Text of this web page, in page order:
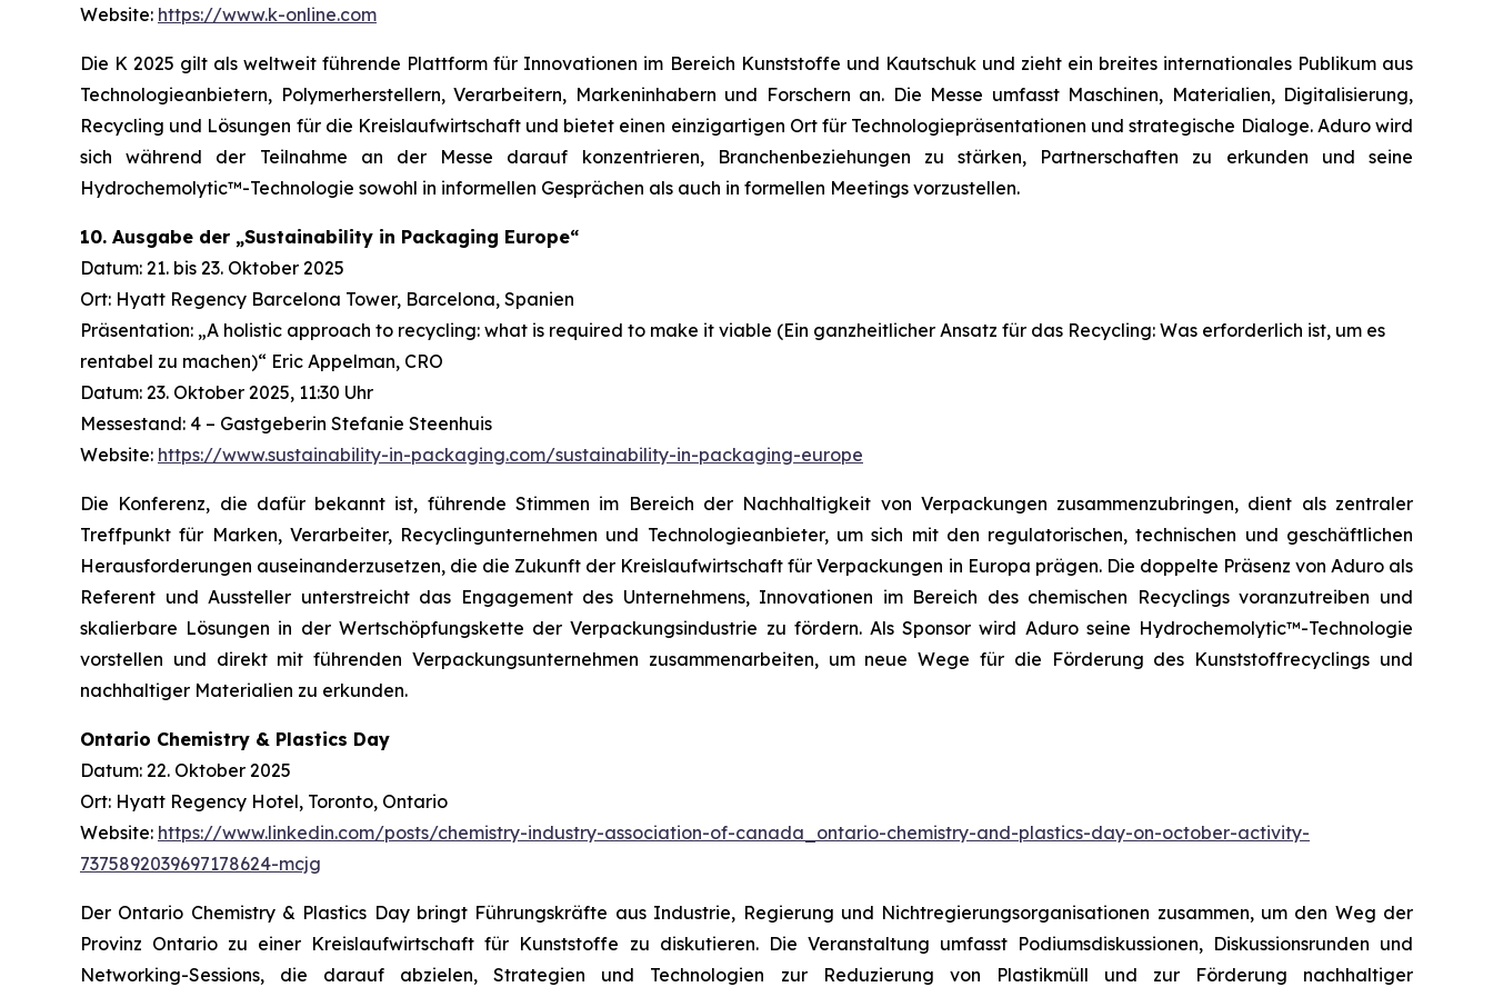
Website: https://www.k-online.com
Die K 2025 gilt als weltweit führende Plattform für Innovationen im Bereich Kunststoffe und Kautschuk und zieht ein breites internationales Publikum aus
Technologieanbietern, Polymerherstellern, Verarbeitern, Markeninhabern und Forschern an. Die Messe umfasst Maschinen, Materialien, Digitalisierung,
Recycling und Lösungen für die Kreislaufwirtschaft und bietet einen einzigartigen Ort für Technologiepräsentationen und strategische Dialoge. Aduro wird
sich während der Teilnahme an der Messe darauf konzentrieren, Branchenbeziehungen zu stärken, Partnerschaften zu erkunden und seine
Hydrochemolytic™-Technologie sowohl in informellen Gesprächen als auch in formellen Meetings vorzustellen.
10. Ausgabe der „Sustainability in Packaging Europe“
Datum: 21. bis 23. Oktober 2025
Ort: Hyatt Regency Barcelona Tower, Barcelona, Spanien
Präsentation: „A holistic approach to recycling: what is required to make it viable (Ein ganzheitlicher Ansatz für das Recycling: Was erforderlich ist, um es
rentabel zu machen)“ Eric Appelman, CRO
Datum: 23. Oktober 2025, 11:30 Uhr
Messestand: 4 – Gastgeberin Stefanie Steenhuis
Website: https://www.sustainability-in-packaging.com/sustainability-in-packaging-europe
Die Konferenz, die dafür bekannt ist, führende Stimmen im Bereich der Nachhaltigkeit von Verpackungen zusammenzubringen, dient als zentraler
Treffpunkt für Marken, Verarbeiter, Recyclingunternehmen und Technologieanbieter, um sich mit den regulatorischen, technischen und geschäftlichen
Herausforderungen auseinanderzusetzen, die die Zukunft der Kreislaufwirtschaft für Verpackungen in Europa prägen. Die doppelte Präsenz von Aduro als
Referent und Aussteller unterstreicht das Engagement des Unternehmens, Innovationen im Bereich des chemischen Recyclings voranzutreiben und
skalierbare Lösungen in der Wertschöpfungskette der Verpackungsindustrie zu fördern. Als Sponsor wird Aduro seine Hydrochemolytic™-Technologie
vorstellen und direkt mit führenden Verpackungsunternehmen zusammenarbeiten, um neue Wege für die Förderung des Kunststoffrecyclings und
nachhaltiger Materialien zu erkunden.
Ontario Chemistry & Plastics Day
Datum: 22. Oktober 2025
Ort: Hyatt Regency Hotel, Toronto, Ontario
Website: https://www.linkedin.com/posts/chemistry-industry-association-of-canada_ontario-chemistry-and-plastics-day-on-october-activity-
7375892039697178624-mcjg
Der Ontario Chemistry & Plastics Day bringt Führungskräfte aus Industrie, Regierung und Nichtregierungsorganisationen zusammen, um den Weg der
Provinz Ontario zu einer Kreislaufwirtschaft für Kunststoffe zu diskutieren. Die Veranstaltung umfasst Podiumsdiskussionen, Diskussionsrunden und
Networking-Sessions, die darauf abzielen, Strategien und Technologien zur Reduzierung von Plastikmüll und zur Förderung nachhaltiger